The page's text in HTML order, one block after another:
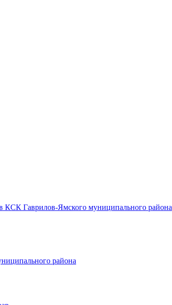
КСК Гаврилов-Ямского муниципального района
района